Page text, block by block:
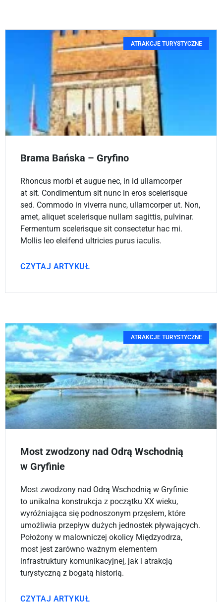
ATRAKCJE TURYSTYCZNE
Brama Bańska – Gryfino
Rhoncus morbi et augue nec, in id ullamcorper
at sit. Condimentum sit nunc in eros scelerisque
sed. Commodo in viverra nunc, ullamcorper ut. Non,
amet, aliquet scelerisque nullam sagittis, pulvinar.
Fermentum scelerisque sit consectetur hac mi.
Mollis leo eleifend ultricies purus iaculis.
CZYTAJ ARTYKUŁ
ATRAKCJE TURYSTYCZNE
Most zwodzony nad Odrą Wschodnią
w Gryfinie
Most zwodzony nad Odrą Wschodnią w Gryfinie
to unikalna konstrukcja z początku XX wieku,
wyróżniająca się podnoszonym przęsłem, które
umożliwia przepływ dużych jednostek pływających.
Położony w malowniczej okolicy Międzyodrza,
most jest zarówno ważnym elementem
infrastruktury komunikacyjnej, jak i atrakcją
turystyczną z bogatą historią.
CZYTAJ ARTYKUŁ